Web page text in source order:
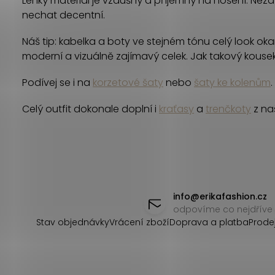
d
a
c
í
p
nechat decentní.
Náš tip: kabelka a boty ve stejném tónu celý look
moderní a vizuálně zajímavý celek. Jak takový
Podívej se i na korzetové šaty nebo šaty ke kolenům.
Celý outfit dokonale doplní i kraťasy a trenčkoty z
info@erikafashion.cz
odpovíme co nejdříve
Stav objednávkyVrácení zbožíDoprava a platba